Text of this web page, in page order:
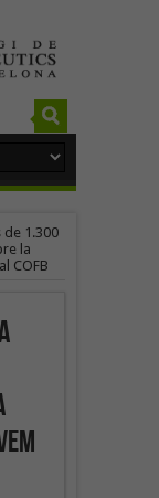
de 1.300
la
COFB